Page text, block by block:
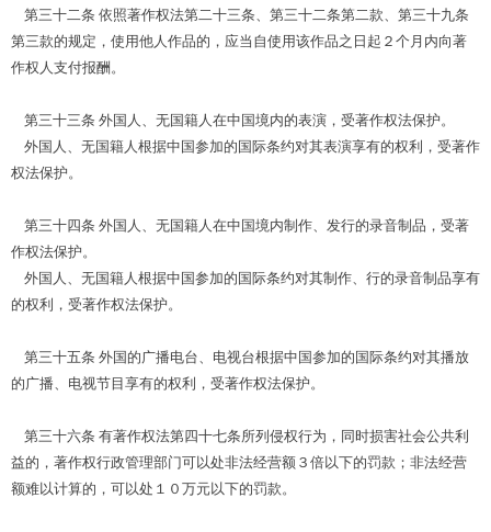
第三十二条 依照著作权法第二十三条、第三十二条第二款、第三十九条
第三款的规定，使用他人作品的，应当自使用该作品之日起２个月内向著
作权人支付报酬。
第三十三条 外国人、无国籍人在中国境内的表演，受著作权法保护。
外国人、无国籍人根据中国参加的国际条约对其表演享有的权利，受著作
权法保护。
第三十四条 外国人、无国籍人在中国境内制作、发行的录音制品，受著
作权法保护。
外国人、无国籍人根据中国参加的国际条约对其制作、行的录音制品享有
的权利，受著作权法保护。
第三十五条 外国的广播电台、电视台根据中国参加的国际条约对其播放
的广播、电视节目享有的权利，受著作权法保护。
第三十六条 有著作权法第四十七条所列侵权行为，同时损害社会公共利
益的，著作权行政管理部门可以处非法经营额３倍以下的罚款；非法经营
额难以计算的，可以处１０万元以下的罚款。